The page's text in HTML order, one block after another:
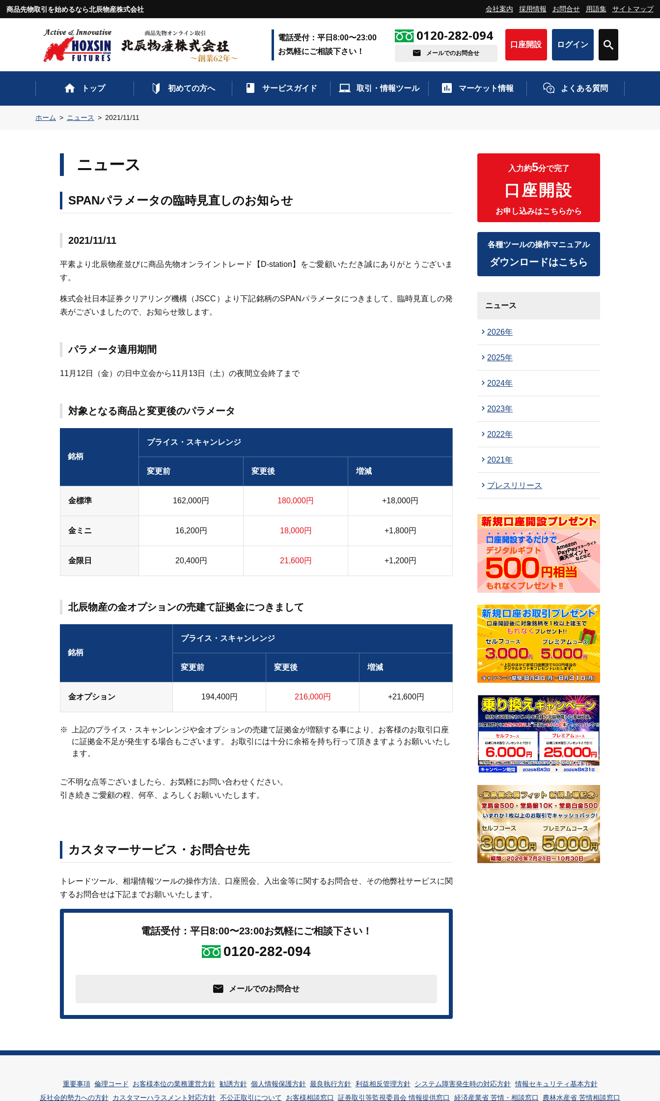
商品先物取引を始めるなら北辰物産株式会社 会社案内 採用情報 お問合せ 用語集 サイトマップ
電話受付：平日8:00〜23:00
お気軽にご相談下さい！
0120-282-094
メールでのお問合せ
口座開設 ログイン
トップ 初めての方へ サービスガイド 取引・情報ツール マーケット情報 よくある質問
ホーム ニュース 2021/11/11
ニュース
SPANパラメータの臨時見直しのお知らせ
2021/11/11
平素より北辰物産並びに商品先物オンライントレード【D-station】をご愛顧いただき誠にありがとうございま
す。
株式会社日本証券クリアリング機構（JSCC）より下記銘柄のSPANパラメータにつきまして、臨時見直しの発
表がございましたので、お知らせ致します。
パラメータ適用期間
11月12日（金）の日中立会から11月13日（土）の夜間立会終了まで
対象となる商品と変更後のパラメータ
銘柄
プライス・スキャンレンジ
変更前 変更後 増減
金標準 162,000円 180,000円 +18,000円
金ミニ 16,200円 18,000円 +1,800円
金限日 20,400円 21,600円 +1,200円
北辰物産の金オプションの売建て証拠金につきまして
銘柄
プライス・スキャンレンジ
変更前 変更後 増減
金オプション 194,400円 216,000円 +21,600円
上記のプライス・スキャンレンジや金オプションの売建て証拠金が増額する事により、お客様のお取引口座
に証拠金不足が発生する場合もございます。 お取引には十分に余裕を持ち行って頂きますようお願いいたし
ます。
ご不明な点等ございましたら、お気軽にお問い合わせください。
引き続きご愛顧の程、何卒、よろしくお願いいたします。
カスタマーサービス・お問合せ先
トレードツール、相場情報ツールの操作方法、口座照会、入出金等に関するお問合せ、その他弊社サービスに関
するお問合せは下記までお願いいたします。
電話受付：平日8:00〜23:00お気軽にご相談下さい！
0120-282-094
メールでのお問合せ
入力約5分で完了
口座開設
お申し込みはこちらから
各種ツールの操作マニュアル
ダウンロードはこちら
ニュース
2026年
2025年
2024年
2023年
2022年
2021年
プレスリリース
重要事項 倫理コード お客様本位の業務運営方針 勧誘方針 個人情報保護方針 最良執行方針 利益相反管理方針 システム障害発生時の対応方針 情報セキュリティ基本方針
反社会的勢力への方針 カスタマーハラスメント対応方針 不公正取引について お客様相談窓口 証券取引等監視委員会 情報提供窓口 経済産業省 苦情・相談窓口 農林水産省 苦情相談窓口